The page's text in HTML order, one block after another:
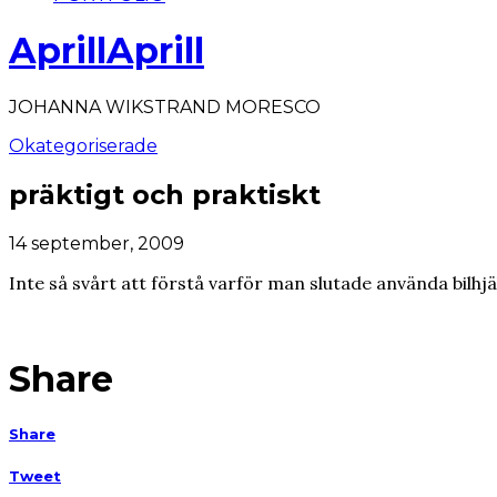
AprillAprill
JOHANNA WIKSTRAND MORESCO
Okategoriserade
präktigt och praktiskt
14 september, 2009
Inte så svårt att förstå varför man slutade använda
Share
Share
Tweet